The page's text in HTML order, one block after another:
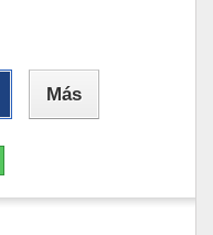
Más